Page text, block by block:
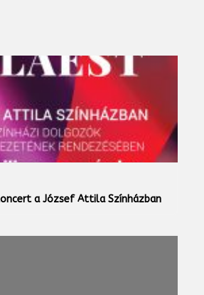
a József Attila Színházban